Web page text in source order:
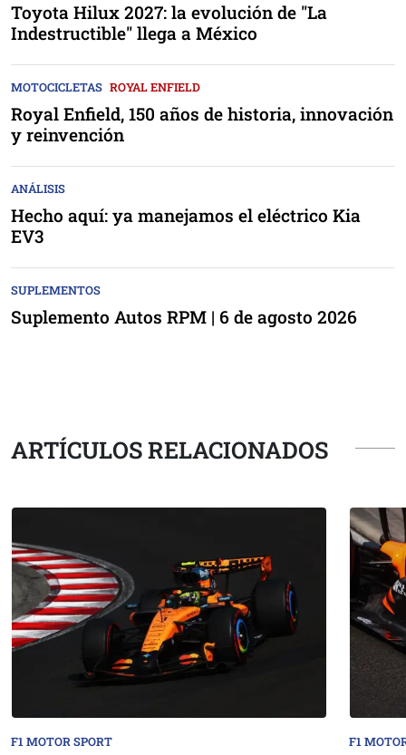
Toyota Hilux 2027: la evolución de "La
Indestructible" llega a México
MOTOCICLETAS ROYAL ENFIELD
Royal Enfield, 150 años de historia, innovación
y reinvención
ANÁLISIS
Hecho aquí: ya manejamos el eléctrico Kia
EV3
SUPLEMENTOS
Suplemento Autos RPM | 6 de agosto 2026
ARTÍCULOS RELACIONADOS
F1 MOTOR SPORT F1